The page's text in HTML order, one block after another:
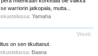
warriorin jatkopala, mutta...
Yamaha
Viesti
on sen tikuttanut.
Baana